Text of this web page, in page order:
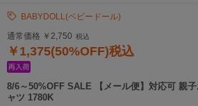
BABYDOLL(ベビードール)
通常価格 ￥2,750 税込
￥1,375(50%OFF)税込
8/6～50%OFF SALE 【メール便】対応可 親
ャツ 1780K